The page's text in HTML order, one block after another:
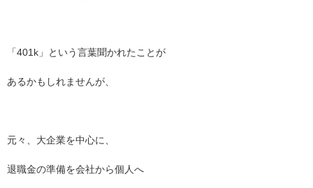
「401k」という言葉聞かれたことが
あるかもしれませんが、
元々、大企業を中心に、
退職金の準備を会社から個人へ